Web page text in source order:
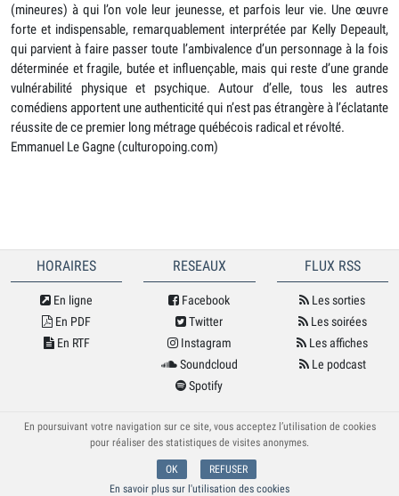
(mineures) à qui l’on vole leur jeunesse, et parfois leur vie. Une œuvre
forte et indispensable, remarquablement interprétée par Kelly Depeault,
qui parvient à faire passer toute l’ambivalence d’un personnage à la fois
déterminée et fragile, butée et influençable, mais qui reste d’une grande
vulnérabilité physique et psychique. Autour d’elle, tous les autres
comédiens apportent une authenticité qui n’est pas étrangère à l’éclatante
réussite de ce premier long métrage québécois radical et révolté.
Emmanuel Le Gagne (culturopoing.com)
HORAIRES
En ligne
En PDF
En RTF
RESEAUX
Facebook
Twitter
Instagram
Soundcloud
Spotify
FLUX RSS
Les sorties
Les soirées
Les affiches
Le podcast
© Cybele 2026
En poursuivant votre navigation sur ce site, vous acceptez l’utilisation de cookies
pour réaliser des statistiques de visites anonymes.
OK
REFUSER
En savoir plus sur l'utilisation des cookies